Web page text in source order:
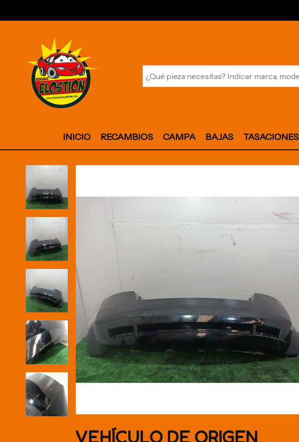
INICIO RECAMBIOS CAMPA BAJAS TASACIONES
VEHÍCULO DE ORIGEN